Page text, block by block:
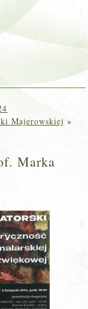
Majerowskiej »
Marka